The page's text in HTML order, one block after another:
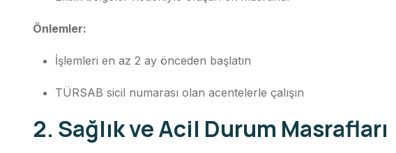
Önlemler:
İşlemleri en az 2 ay önceden başlatın
TÜRSAB sicil numarası olan acentelerle çalışın
2. Sağlık ve Acil Durum Masrafları